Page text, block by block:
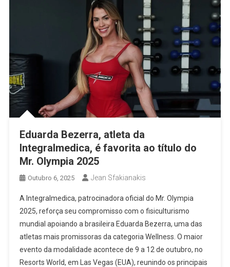
Eduarda Bezerra, atleta da
Integralmedica, é favorita ao título do
Mr. Olympia 2025
Outubro 6, 2025 Jean Sfakianakis
A Integralmedica, patrocinadora oficial do Mr. Olympia
2025, reforça seu compromisso com o fisiculturismo
mundial apoiando a brasileira Eduarda Bezerra, uma das
atletas mais promissoras da categoria Wellness. O maior
evento da modalidade acontece de 9 a 12 de outubro, no
Resorts World, em Las Vegas (EUA), reunindo os principais